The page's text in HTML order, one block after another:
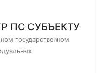
ПО СУБЪЕКТУ
государственном